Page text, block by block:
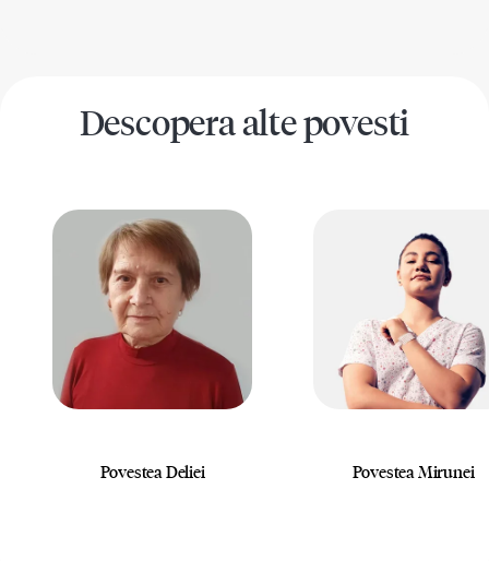
Descopera alte povesti
Povestea Deliei Povestea Mirunei